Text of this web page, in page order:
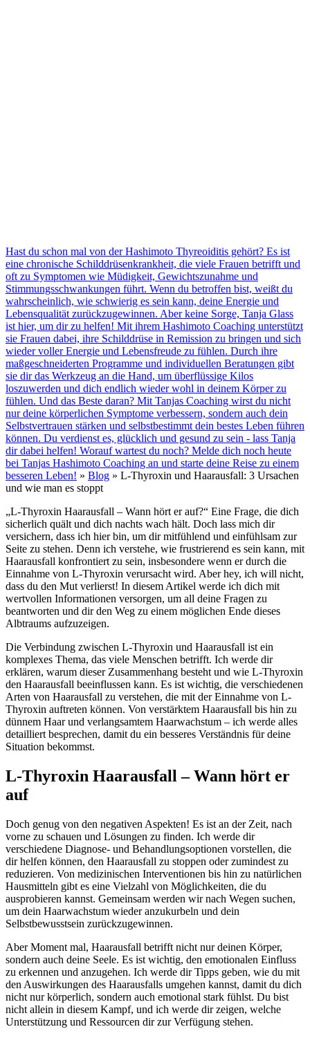
Hast du schon mal von der Hashimoto Thyreoiditis gehört? Es ist
eine chronische Schilddrüsenkrankheit, die viele Frauen betrifft und
oft zu Symptomen wie Müdigkeit, Gewichtszunahme und
Stimmungsschwankungen führt. Wenn du betroffen bist, weißt du
wahrscheinlich, wie schwierig es sein kann, deine Energie und
Lebensqualität zurückzugewinnen. Aber keine Sorge, Tanja Glass
ist hier, um dir zu helfen! Mit ihrem Hashimoto Coaching unterstützt
sie Frauen dabei, ihre Schilddrüse in Remission zu bringen und sich
wieder voller Energie und Lebensfreude zu fühlen. Durch ihre
maßgeschneiderten Programme und individuellen Beratungen gibt
sie dir das Werkzeug an die Hand, um überflüssige Kilos
loszuwerden und dich endlich wieder wohl in deinem Körper zu
fühlen. Und das Beste daran? Mit Tanjas Coaching wirst du nicht
nur deine körperlichen Symptome verbessern, sondern auch dein
Selbstvertrauen stärken und selbstbestimmt dein bestes Leben führen
können. Du verdienst es, glücklich und gesund zu sein - lass Tanja
dir dabei helfen! Worauf wartest du noch? Melde dich noch heute
bei Tanjas Hashimoto Coaching an und starte deine Reise zu einem
besseren Leben! » Blog » L-Thyroxin und Haarausfall: 3 Ursachen
und wie man es stoppt
„L-Thyroxin Haarausfall – Wann hört er auf?“ Eine Frage, die dich
sicherlich quält und dich nachts wach hält. Doch lass mich dir
versichern, dass ich hier bin, um dir mitfühlend und einfühlsam zur
Seite zu stehen. Denn ich verstehe, wie frustrierend es sein kann, mit
Haarausfall konfrontiert zu sein, insbesondere wenn er durch die
Einnahme von L-Thyroxin verursacht wird. Aber hey, ich will nicht,
dass du den Mut verlierst! In diesem Artikel werde ich dich mit
wertvollen Informationen versorgen, um all deine Fragen zu
beantworten und dir den Weg zu einem möglichen Ende dieses
Albtraums aufzuzeigen.
Die Verbindung zwischen L-Thyroxin und Haarausfall ist ein
komplexes Thema, das viele Menschen betrifft. Ich werde dir
erklären, warum dieser Zusammenhang besteht und wie L-Thyroxin
den Haarausfall beeinflussen kann. Es ist wichtig, die verschiedenen
Arten von Haarausfall zu verstehen, die mit der Einnahme von L-
Thyroxin auftreten können. Von verstärktem Haarausfall bis hin zu
dünnem Haar und verlangsamtem Haarwachstum – ich werde alles
detailliert besprechen, damit du ein besseres Verständnis für deine
Situation bekommst.
L-Thyroxin Haarausfall – Wann hört er
auf
Doch genug von den negativen Aspekten! Es ist an der Zeit, nach
vorne zu schauen und Lösungen zu finden. Ich werde dir
verschiedene Diagnose- und Behandlungsoptionen vorstellen, die
dir helfen können, den Haarausfall zu stoppen oder zumindest zu
reduzieren. Von medizinischen Interventionen bis hin zu natürlichen
Hausmitteln gibt es eine Vielzahl von Möglichkeiten, die du
ausprobieren kannst. Gemeinsam werden wir nach Wegen suchen,
um dein Haarwachstum wieder anzukurbeln und dein
Selbstbewusstsein zurückzugewinnen.
Aber Moment mal, Haarausfall betrifft nicht nur deinen Körper,
sondern auch deine Seele. Es ist wichtig, den emotionalen Einfluss
zu erkennen und anzugehen. Ich werde dir Tipps geben, wie du mit
den Auswirkungen des Haarausfalls umgehen kannst, damit du dich
nicht nur körperlich, sondern auch emotional stark fühlst. Du bist
nicht allein in diesem Kampf, und ich werde dir zeigen, welche
Unterstützung und Ressourcen dir zur Verfügung stehen.